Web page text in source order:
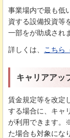
事業場内で最も低
資する設備投資等
一部をが助成され
詳しくは、 こちら
キャリアアッ
賃金規定等を改定
する場合に、キャ
が利用できます。
た場合も対象にな